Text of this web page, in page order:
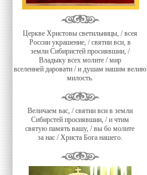
Церкве Христовы светильницы, / всея
России украшение, / святии вси, в
земли Сибиристей просиявшии, /
Владыку всех молите / мир
вселенней даровати / и душам нашим велию
милость.
Величаем вас, / святии вси в земли
Сибирстей просиявшии, / и чтим
святую память вашу, / вы бо молите
за нас / Христа Бога нашего.